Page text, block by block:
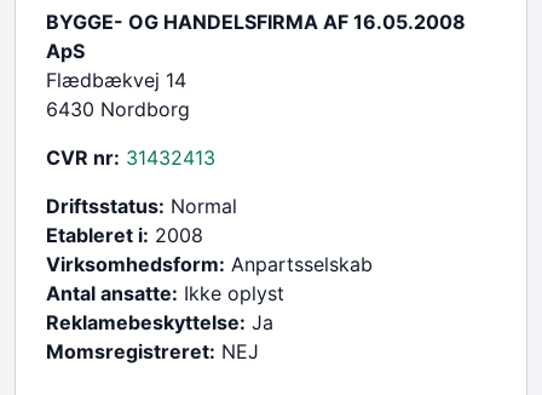
BYGGE- OG HANDELSFIRMA AF 16.05.2008
ApS
Flædbækvej 14
6430 Nordborg
CVR nr: 31432413
Driftsstatus: Normal
Etableret i: 2008
Virksomhedsform: Anpartsselskab
Antal ansatte: Ikke oplyst
Reklamebeskyttelse: Ja
Momsregistreret: NEJ